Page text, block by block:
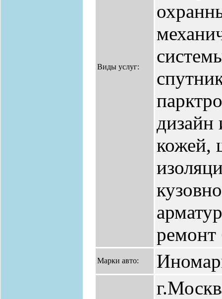
Виды услуг:
дизайн
кожей,
ремонт
Марки авто: